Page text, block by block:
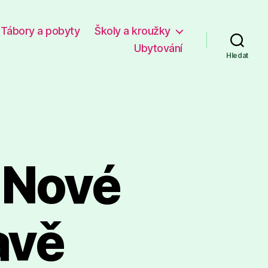
Tábory a pobyty
Školy a kroužky
Ubytování
Hledat